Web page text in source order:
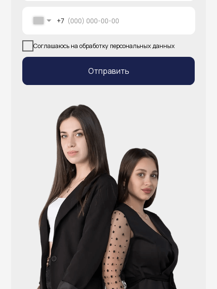
info@atlantisgr.ooo
Видеонаблюдение
Принтеры чеков и этикеток
Штрихкодовое оборудование
Весовое оборудование
Счётчики валюты
Терминалы самообслуживания
Денежные ящики
Онлайн-кассы
Антикражные ворота
POS-компьютеры
POS-моноблоки
POS-мониторы